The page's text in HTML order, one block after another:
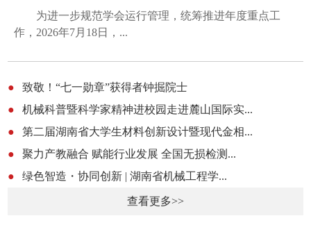
为进一步规范学会运行管理，统筹推进年度重点工
作，2026年7月18日，...
●
致敬！“七一勋章”获得者钟掘院士
●
机械科普暨科学家精神进校园走进麓山国际实...
●
第二届湖南省大学生材料创新设计暨现代金相...
●
聚力产教融合 赋能行业发展 全国无损检测...
●
绿色智造・协同创新 | 湖南省机械工程学...
查看更多>>